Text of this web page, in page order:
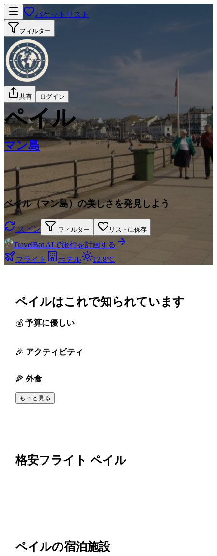
バケットリスト
フィルター
共有 ログイン
ペイル
マン島
ペイル（マン島）の美しさを発見しよう
スピン フィルター リストに保存
TravelBot AIで旅行を計画する
フライト
ホテル 13.8°C
ペイルはこれで知られています
予算に優しい
アクティビティ
外食
もっと見る
格安フライト ペイル
ペイルの宿泊施設